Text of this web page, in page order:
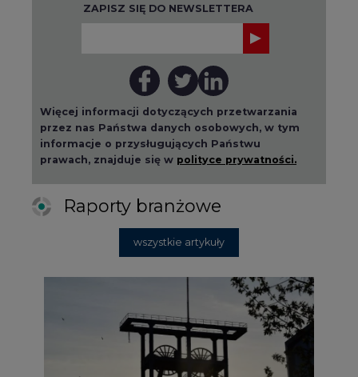
ZAPISZ SIĘ DO NEWSLETTERA
Więcej informacji dotyczących przetwarzania
przez nas Państwa danych osobowych, w tym
informacje o przysługujących Państwu
prawach, znajduje się w polityce prywatności.
Raporty branżowe
wszystkie artykuły